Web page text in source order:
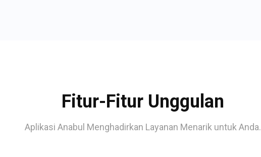
Fitur-Fitur Unggulan
Aplikasi Anabul Menghadirkan Layanan Menarik untuk Anda.